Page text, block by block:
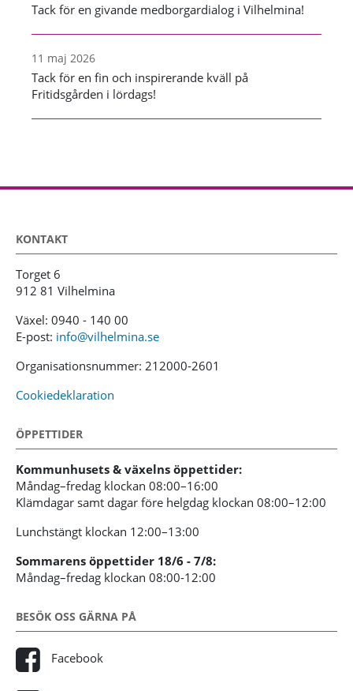
Tack för en givande medborgardialog i Vilhelmina!
11 maj 2026
Tack för en fin och inspirerande kväll på
Fritidsgården i lördags!
KONTAKT
Torget 6
912 81 Vilhelmina
Växel: 0940 - 140 00
E-post: info@vilhelmina.se
Organisationsnummer: 212000-2601
Cookiedeklaration
ÖPPETTIDER
Kommunhusets & växelns öppettider:
Måndag–fredag klockan 08:00–16:00
Klämdagar samt dagar före helgdag klockan 08:00–12:00
Lunchstängt klockan 12:00–13:00
Sommarens öppettider 18/6 - 7/8:
Måndag–fredag klockan 08:00-12:00
BESÖK OSS GÄRNA PÅ
Facebook